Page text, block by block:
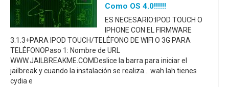
Como OS 4.0!!!!!!
ES NECESARIO:IPOD TOUCH O
IPHONE CON EL FIRMWARE
3.1.3+PARA IPOD TOUCH/TELÉFONO DE WIFI O 3G PARA
TELÉFONOPaso 1: Nombre de URL
WWW.JAILBREAKME.COMDeslice la barra para iniciar el
jailbreak y cuando la instalación se realiza... wah lah tienes
cydia e